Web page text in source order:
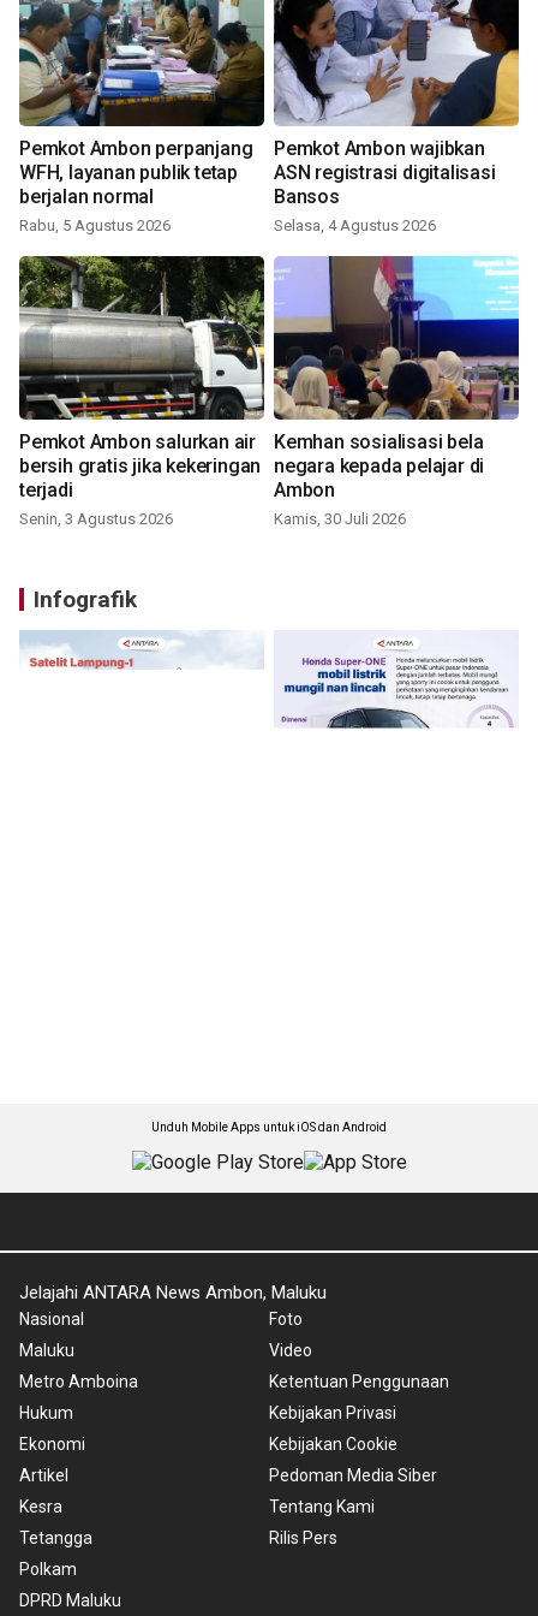
Pemkot Ambon perpanjang
WFH, layanan publik tetap
berjalan normal
Rabu, 5 Agustus 2026
Pemkot Ambon wajibkan
ASN registrasi digitalisasi
Bansos
Selasa, 4 Agustus 2026
Pemkot Ambon salurkan air
bersih gratis jika kekeringan
terjadi
Senin, 3 Agustus 2026
Kemhan sosialisasi bela
negara kepada pelajar di
Ambon
Kamis, 30 Juli 2026
Infografik
Unduh Mobile Apps untuk iOS dan Android
Jelajahi ANTARA News Ambon, Maluku
Nasional
Maluku
Metro Amboina
Hukum
Ekonomi
Artikel
Kesra
Tetangga
Polkam
DPRD Maluku
Foto
Video
Ketentuan Penggunaan
Kebijakan Privasi
Kebijakan Cookie
Pedoman Media Siber
Tentang Kami
Rilis Pers